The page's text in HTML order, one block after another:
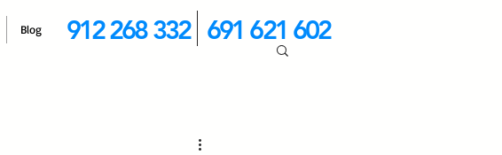
Blog 912 268 332 691 621 602